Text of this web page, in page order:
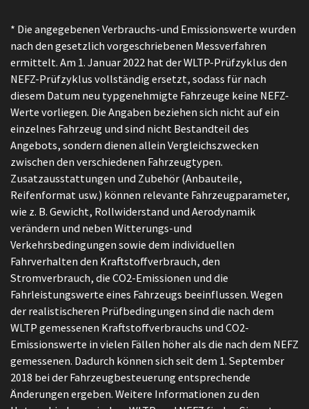
* Die angegebenen Verbrauchs-und Emissionswerte wurden
nach den gesetzlich vorgeschriebenen Messverfahren
ermittelt. Am 1. Januar 2022 hat der WLTP-Prüfzyklus den
NEFZ-Prüfzyklus vollständig ersetzt, sodass für nach
diesem Datum neu typgenehmigte Fahrzeuge keine NEFZ-
Werte vorliegen. Die Angaben beziehen sich nicht auf ein
einzelnes Fahrzeug und sind nicht Bestandteil des
Angebots, sondern dienen allein Vergleichszwecken
zwischen den verschiedenen Fahrzeugtypen.
Zusatzausstattungen und Zubehör (Anbauteile,
Reifenformat usw.) können relevante Fahrzeugparameter,
wie z. B. Gewicht, Rollwiderstand und Aerodynamik
verändern und neben Witterungs-und
Verkehrsbedingungen sowie dem individuellen
Fahrverhalten den Kraftstoffverbrauch, den
Stromverbrauch, die CO2-Emissionen und die
Fahrleistungswerte eines Fahrzeugs beeinflussen. Wegen
der realistischeren Prüfbedingungen sind die nach dem
WLTP gemessenen Kraftstoffverbrauchs und CO2-
Emissionswerte in vielen Fällen höher als die nach dem NEFZ
gemessenen. Dadurch können sich seit dem 1. September
2018 bei der Fahrzeugbesteuerung entsprechende
Änderungen ergeben. Weitere Informationen zu den